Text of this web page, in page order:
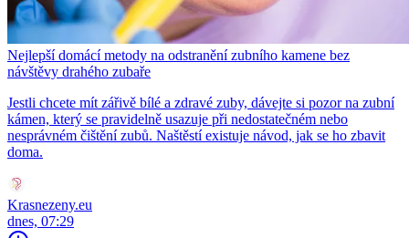
Nejlepší domácí metody na odstranění zubního kamene bez
návštěvy drahého zubaře
Jestli chcete mít zářivě bílé a zdravé zuby, dávejte si pozor na zubní
kámen, který se pravidelně usazuje při nedostatečném nebo
nesprávném čištění zubů. Naštěstí existuje návod, jak se ho zbavit
doma.
Krasnezeny.eu
dnes, 07:29